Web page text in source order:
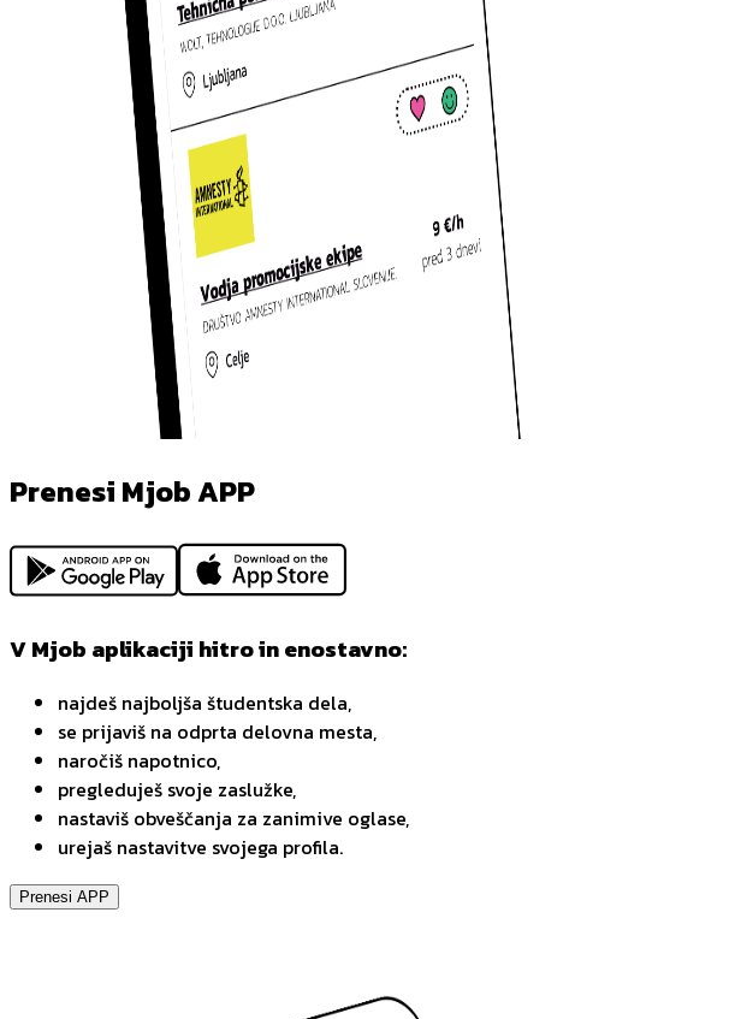
Prenesi Mjob APP
V Mjob aplikaciji hitro in enostavno:
najdeš najboljša študentska dela,
se prijaviš na odprta delovna mesta,
naročiš napotnico,
pregleduješ svoje zaslužke,
nastaviš obveščanja za zanimive oglase,
urejaš nastavitve svojega profila.
Prenesi APP